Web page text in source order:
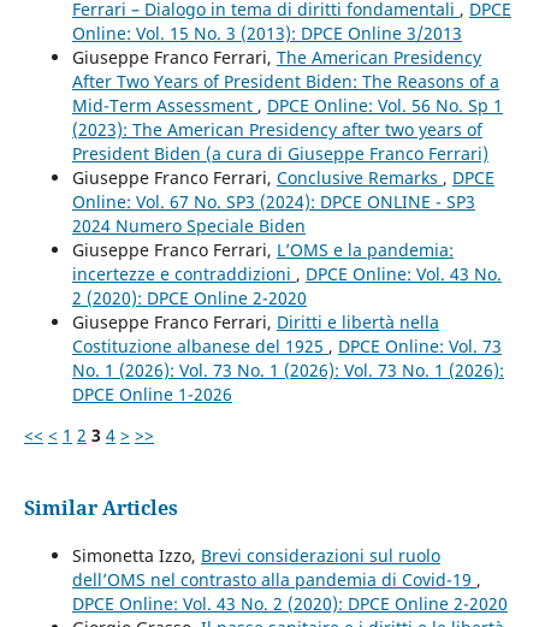
Ferrari – Dialogo in tema di diritti fondamentali , DPCE
Online: Vol. 15 No. 3 (2013): DPCE Online 3/2013
Giuseppe Franco Ferrari, The American Presidency
After Two Years of President Biden: The Reasons of a
Mid-Term Assessment , DPCE Online: Vol. 56 No. Sp 1
(2023): The American Presidency after two years of
President Biden (a cura di Giuseppe Franco Ferrari)
Giuseppe Franco Ferrari, Conclusive Remarks , DPCE
Online: Vol. 67 No. SP3 (2024): DPCE ONLINE - SP3
2024 Numero Speciale Biden
Giuseppe Franco Ferrari, L’OMS e la pandemia:
incertezze e contraddizioni , DPCE Online: Vol. 43 No.
2 (2020): DPCE Online 2-2020
Giuseppe Franco Ferrari, Diritti e libertà nella
Costituzione albanese del 1925 , DPCE Online: Vol. 73
No. 1 (2026): Vol. 73 No. 1 (2026): Vol. 73 No. 1 (2026):
DPCE Online 1-2026
<< < 1 2 3 4 > >>
Similar Articles
Simonetta Izzo, Brevi considerazioni sul ruolo
dell’OMS nel contrasto alla pandemia di Covid-19 ,
DPCE Online: Vol. 43 No. 2 (2020): DPCE Online 2-2020